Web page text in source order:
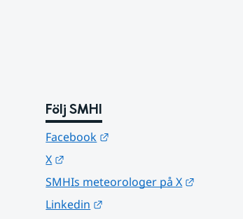
Följ SMHI
Facebook
X
SMHIs meteorologer på X
Linkedin